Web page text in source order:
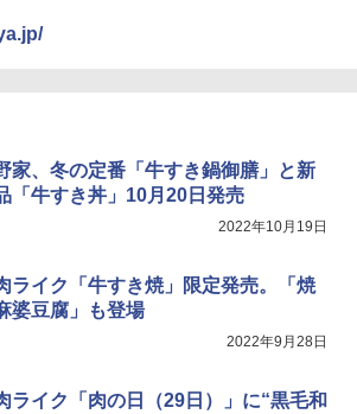
家、冬の定番「牛すき鍋御膳」と新
「牛すき丼」10月20日発売
2022年10月19日
ライク「牛すき焼」限定発売。「焼
婆豆腐」も登場
2022年9月28日
ライク「肉の日（29日）」に“黒毛和